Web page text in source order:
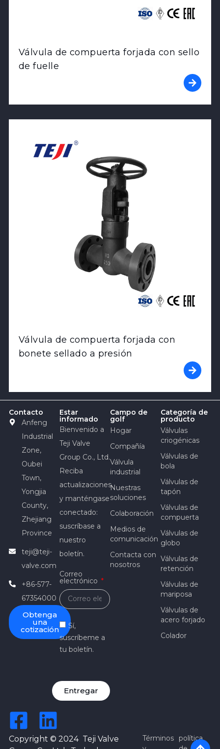
Válvula de compuerta forjada con sello
de fuelle
Válvula de compuerta forjada con
bonete sellado a presión
Contacto
Anfeng
Industrial
Zone,
Oubei
Town,
Yongjia
County,
Zhejiang
Province
teji@teji-
valve.com
+86-577-
67354000
Obtenga
una
cotización
Estar
informado
Bienvenido a
Teji Valve
Group Co., Ltd.
Reciba
actualizaciones
y manténgase
conectado:
suscríbase a
nuestro
boletín.
Correo
electrónico
Sí,
suscríbeme a
tu boletín.
Entregar
Campo de
golf
Hogar
Compañía
Válvula
industrial
Nuestras
soluciones
Colaboración
Medios de
comunicación
Contacta con
nosotros
Categoría de
producto
Válvulas
criogénicas
Válvulas de
bola
Válvulas de
tapón
Válvulas de
compuerta
Válvulas de
globo
Válvulas de
retención
Válvulas de
mariposa
Válvulas de
acero forjado
Colador
Copyright © 2024 Teji Valve
Términos
política